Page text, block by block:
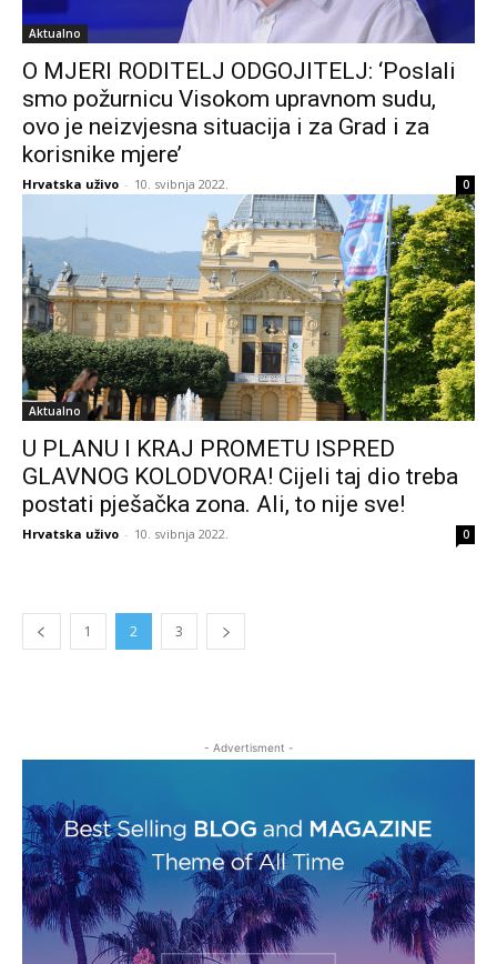
Aktualno
O MJERI RODITELJ ODGOJITELJ: ‘Poslali
smo požurnicu Visokom upravnom sudu,
ovo je neizvjesna situacija i za Grad i za
korisnike mjere’
Hrvatska uživo - 10. svibnja 2022. 0
Aktualno
U PLANU I KRAJ PROMETU ISPRED
GLAVNOG KOLODVORA! Cijeli taj dio treba
postati pješačka zona. Ali, to nije sve!
Hrvatska uživo - 10. svibnja 2022. 0
1 2 3
- Advertisment -